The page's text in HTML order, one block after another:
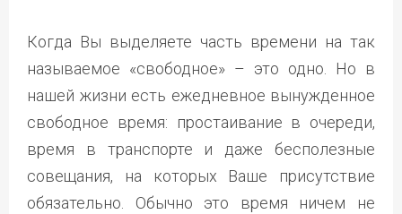
Когда Вы выделяете часть времени на так
называемое «свободное» – это одно. Но в
нашей жизни есть ежедневное вынужденное
свободное время: простаивание в очереди,
время в транспорте и даже бесполезные
совещания, на которых Ваше присутствие
обязательно. Обычно это время ничем не